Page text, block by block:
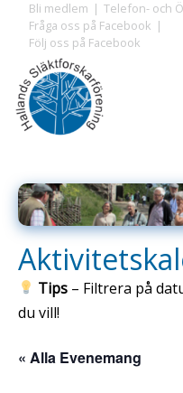
content
Bli medlem
Telefon- och
Fråga oss på Facebook
Följ oss på Facebook
Tips – Filtrera på
du vill!
« Alla Evenemang